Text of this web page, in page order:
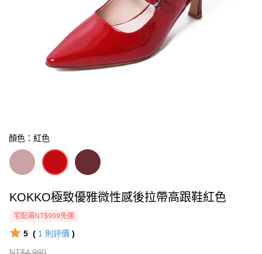
顏色：紅色
KOKKO極致優雅微性感後拉帶高跟鞋紅色
宅配滿NT$999免運
5 ( 1 則評價 )